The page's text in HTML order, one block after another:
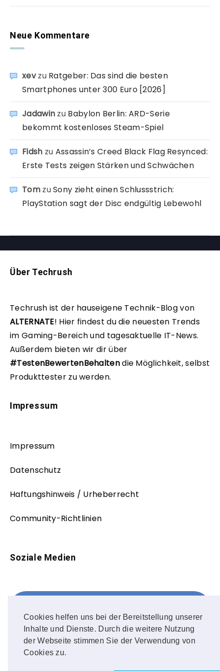
Cookies helfen uns bei der Bereitstellung unserer
Inhalte und Dienste. Durch die weitere Nutzung
der Webseite stimmen Sie der Verwendung von
Cookies zu.
Neue Kommentare
xevzu Ratgeber: Das sind die besten
Smartphones unter 300 Euro [2026]
Jadawin zu Babylon Berlin: ARD-Serie
bekommt kostenloses Steam-Spiel
Fidsh zu Assassin’s Creed Black Flag Resynced:
Erste Tests zeigen Stärken und Schwächen
TomzuSony zieht einen Schlussstrich:
PlayStation sagt der Disc endgültig Lebewohl
Über Techrush
Techrush ist der hauseigene Technik-Blog von
ALTERNATE! Hier findest du die neuesten Trends
im Gaming-Bereich und tagesaktuelle IT-News.
Außerdem bieten wir dir über
#TestenBewertenBehaltendie Möglichkeit, selbst
Produkttester zu werden.
Impressum
Impressum
Datenschutz
Haftungshinweis / Urheberrecht
Community-Richtlinien
Soziale Medien
FOLLOW ME!
Instagram
OUR PHOTOS!